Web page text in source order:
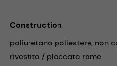
Construction
poliuretano poliestere, non
rivestito / placcato rame